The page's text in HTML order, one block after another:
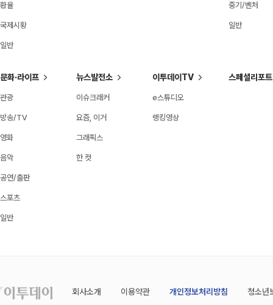
환율
국제시황
일반
중기/벤처
일반
문화·라이프
관광
방송/TV
영화
음악
공연/출판
스포츠
일반
뉴스발전소
이슈크래커
요즘, 이거
그래픽스
한 컷
이투데이TV
e스튜디오
랭킹영상
스페셜리포트
회사소개 이용약관 개인정보처리방침 청소년